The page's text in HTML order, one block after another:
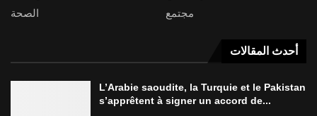
الصحة
مجتمع
أحدث المقالات
L’Arabie saoudite, la Turquie et le Pakistan
s’apprêtent à signer un accord de...